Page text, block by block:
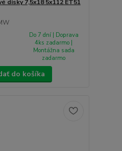
disky 7,5x18 5x112 ET51
Do 7 dní | Doprava
4ks zadarmo |
Montážna sada
zadarmo
do košíka